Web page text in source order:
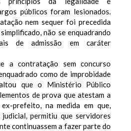
públicos foram lesionados.
nem sequer foi precedida
não se enquadrando
de admissão em caráter
a contratação sem concurso
como de improbidade
que o Ministério Público
de prova que atestam a
prefeito, na medida em que,
judicial, permitiu que servidores
continuassem a fazer parte do